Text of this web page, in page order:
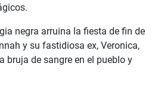
negra arruina la fiesta de fin de
y su fastidiosa ex, Veronica,
bruja de sangre en el pueblo y